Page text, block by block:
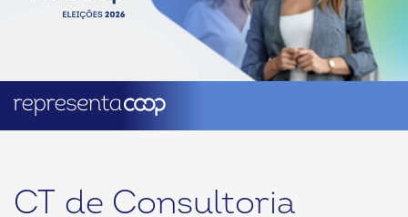
CT de Consultoria